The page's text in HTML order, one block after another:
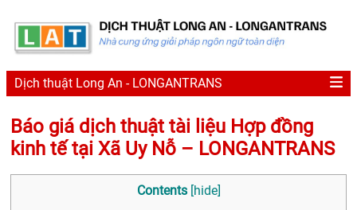
Dịch thuật Long An - LONGANTRANS
Báo giá dịch thuật tài liệu Hợp đồng
kinh tế tại Xã Uy Nỗ – LONGANTRANS
Contents [hide]